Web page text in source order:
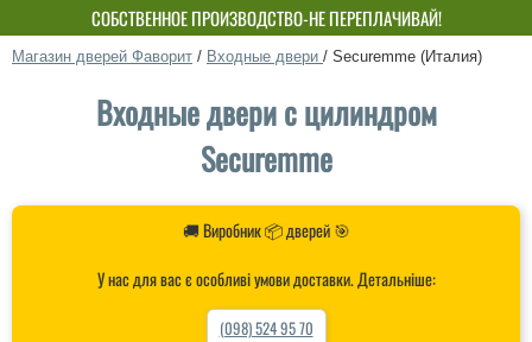
СОБСТВЕННОЕ ПРОИЗВОДСТВО-НЕ ПЕРЕПЛАЧИВАЙ!
Магазин дверей Фаворит / Входные двери / Securemme (Италия)
Входные двери с цилиндром
Securemme
🚚 Виробник 📦 дверей 🎯
У нас для вас є особливі умови доставки. Детальніше:
(098) 524 95 70